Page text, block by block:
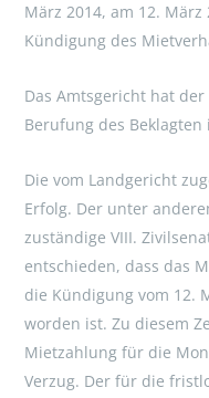
März 2014, am 12.
Kündigung des
Das Amtsgericht hat
Berufung des
Die vom Landgericht
Erfolg. Der unter
zuständige VIII.
entschieden, dass das
die Kündigung vom 12.
worden ist. Zu diesem
Mietzahlung für die
Verzug. Der für die